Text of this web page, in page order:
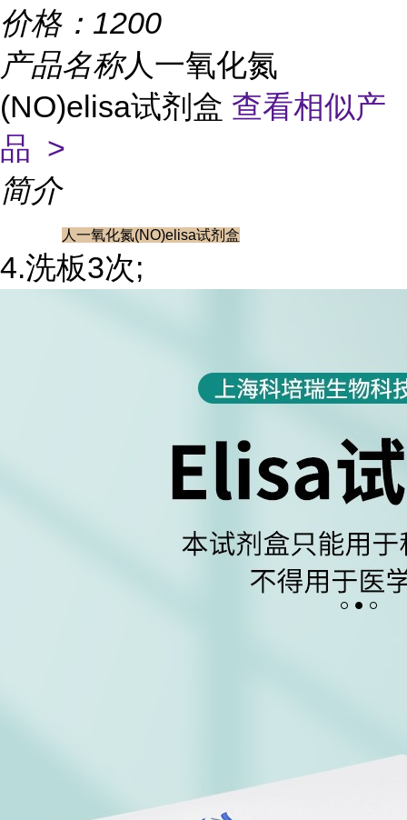
价格： 1200
产品名称人一氧化氮
(NO)elisa试剂盒 查看相似产
品 >
简介
人一氧化氮(NO)elisa试剂盒
4.洗板3次;